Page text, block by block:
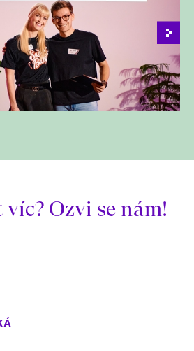
víc? Ozvi se nám!